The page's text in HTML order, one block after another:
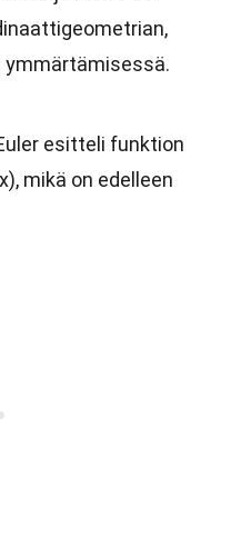
esitteli funktion
mikä on edelleen